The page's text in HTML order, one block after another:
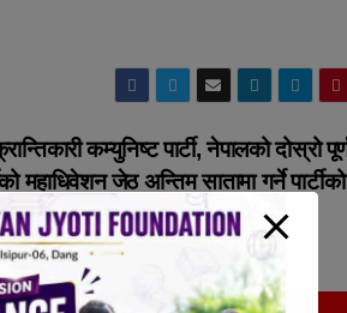
कम्युनिष्ट पार्टी, नेपालको दोस्रो
महाधिवेशन जेठ अन्तिम सातामा गर्ने पार्टीको